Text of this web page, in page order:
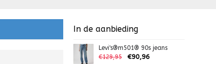
In de aanbieding
Levi's®m501® 90s jeans
€129,95
€90,96